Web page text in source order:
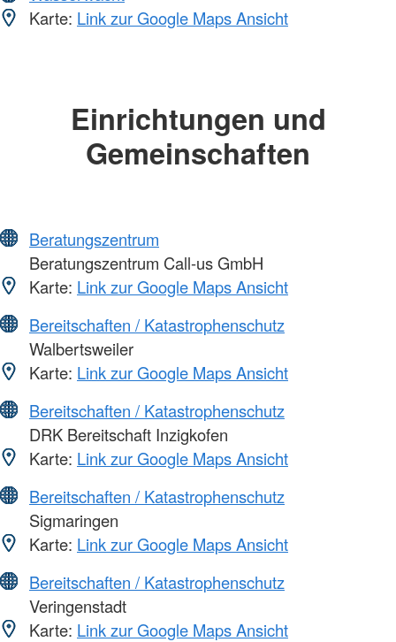
Karte: Link zur Google Maps Ansicht
Einrichtungen und
Gemeinschaften
Beratungszentrum
Beratungszentrum Call-us GmbH
Karte: Link zur Google Maps Ansicht
Bereitschaften / Katastrophenschutz
Walbertsweiler
Karte: Link zur Google Maps Ansicht
Bereitschaften / Katastrophenschutz
DRK Bereitschaft Inzigkofen
Karte: Link zur Google Maps Ansicht
Bereitschaften / Katastrophenschutz
Sigmaringen
Karte: Link zur Google Maps Ansicht
Bereitschaften / Katastrophenschutz
Veringenstadt
Karte: Link zur Google Maps Ansicht